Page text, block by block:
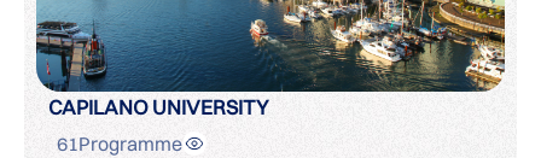
CAPILANO UNIVERSITY
61Programme